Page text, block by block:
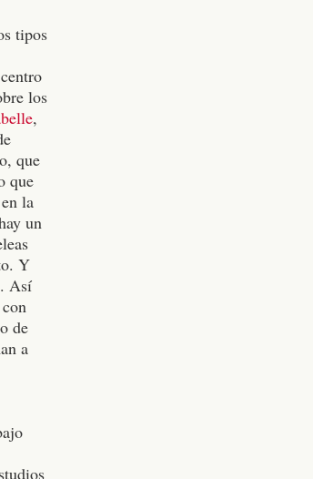
tipos
los
,
que
que
la
un
Y
Así
de
a